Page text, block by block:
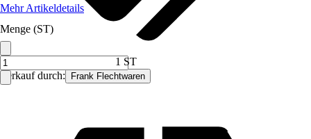
Verkauf durch: Frank Flechtwaren
Mehr Artikeldetails
Menge (ST)
1 ST